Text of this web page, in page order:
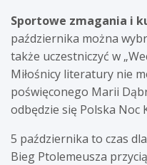
Sportowe zmagania i
października można
także uczestniczyć w
Miłośnicy literatury nie
poświęconego Marii
odbędzie się Polska Noc
5 października to czas
Bieg Ptolemeusza